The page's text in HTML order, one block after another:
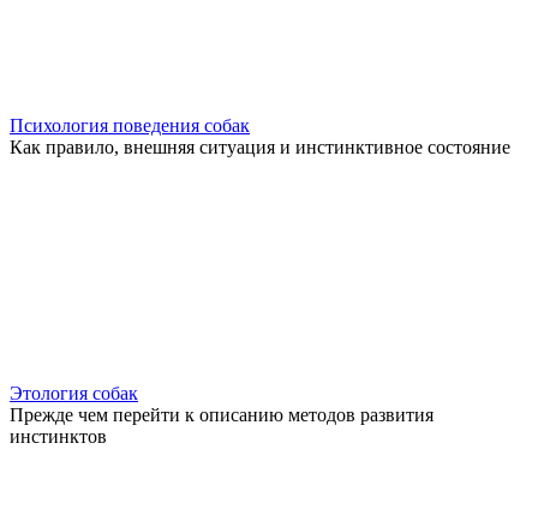
Психология поведения собак
Как правило, внешняя ситуация и инстинктивное состояние
Этология собак
Прежде чем перейти к описанию методов развития
инстинктов